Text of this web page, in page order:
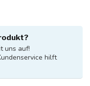
uns auf!
hilft